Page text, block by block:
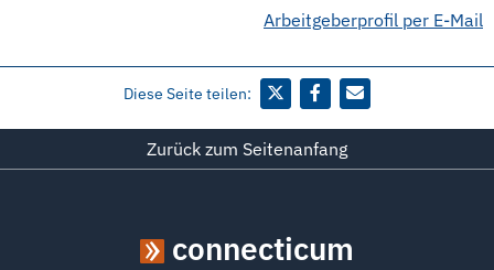
Arbeitgeberprofil per E-Mail
Diese Seite teilen:
Zurück zum Seitenanfang
connecticum